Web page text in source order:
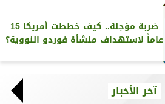
ضربة مؤجلة.. كيف خططت أمريكا 15
عاماً لاستهداف منشأة فوردو النووية؟
آخر الأخبار